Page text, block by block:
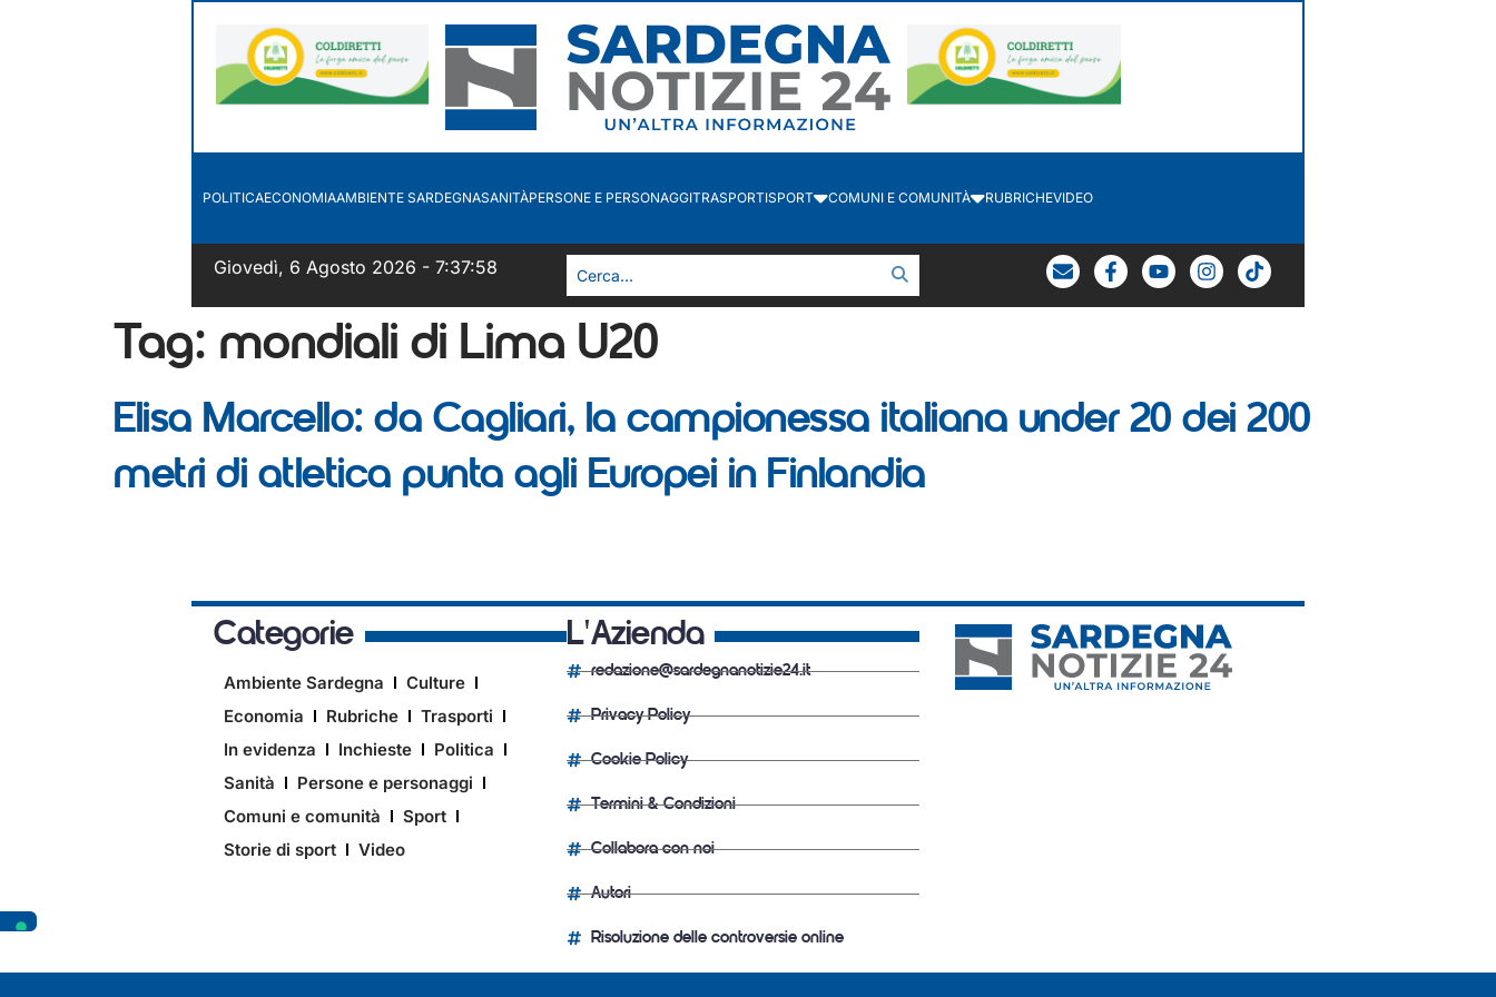
POLITICAECONOMIAAMBIENTE SARDEGNASANITÀPERSONE E PERSONAGGITRASPORTISPORT COMUNI E COMUNITÀ RUBRICHEVIDEO
Giovedì, 6 Agosto 2026 - 7:37:59
Tag: mondiali di Lima U20
Elisa Marcello: da Cagliari, la campionessa italiana under 20 dei 200
metri di atletica punta agli Europei in Finlandia
Categorie
Ambiente Sardegna
Culture
Economia
Rubriche
Trasporti
In evidenza
Inchieste
Politica
Sanità
Persone e personaggi
Comuni e comunità
Sport
Storie di sport
Video
L'Azienda
redazione@sardegnanotizie24.it
Privacy Policy
Cookie Policy
Termini & Condizioni
Collabora con noi
Autori
Risoluzione delle controversie online